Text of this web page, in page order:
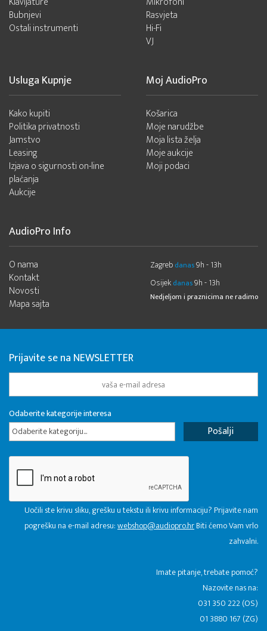
Bubnjevi
Ostali instrumenti
Rasvjeta
Hi-Fi
VJ
Usluga Kupnje
Kako kupiti
Politika privatnosti
Jamstvo
Leasing
Izjava o sigurnosti on-line
plaćanja
Aukcije
Moj AudioPro
Košarica
Moje narudžbe
Moja lista želja
Moje aukcije
Moji podaci
AudioPro Info
O nama
Kontakt
Novosti
Mapa sajta
Zagreb danas9h - 13h
Osijek danas9h - 13h
Nedjeljom i praznicima ne radimo
Prijavite se na NEWSLETTER
Odaberite kategorije interesa
Odaberite kategoriju...
Uočili ste krivu sliku, grešku u tekstu ili krivu informaciju? Prijavite nam
pogrešku na e-mail adresu:webshop@audiopro.hrBiti ćemo Vam vrlo
zahvalni.
​Imate pitanje, trebate pomoć?
Nazovite nas na:
031 350 222 (OS)
01 3880 167 (ZG)